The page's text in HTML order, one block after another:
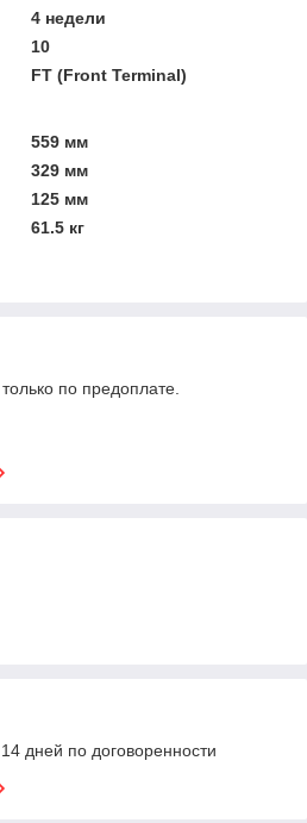
4 недели
10
FT (Front Terminal)
559 мм
329 мм
125 мм
61.5 кг
по предоплате.
дней по договоренности